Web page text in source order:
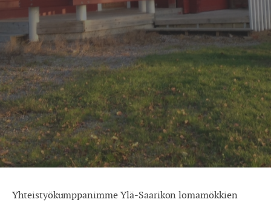
Yhteistyökumppanimme Ylä-Saarikon lomamökkien